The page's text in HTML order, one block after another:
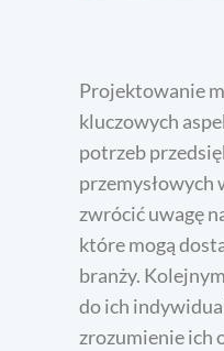
Projektowanie
kluczowych
potrzeb
zwrócić uwagę
które mogą
branży.
do ich
zrozumienie ich